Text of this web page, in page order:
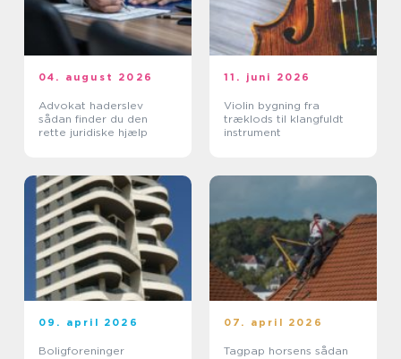
04. august 2026
Advokat haderslev
sådan finder du den
rette juridiske hjælp
11. juni 2026
Violin bygning fra
træklods til klangfuldt
instrument
09. april 2026
Boligforeninger
07. april 2026
Tagpap horsens sådan